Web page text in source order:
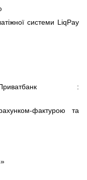
системи LiqPay
:
фактурою та
»